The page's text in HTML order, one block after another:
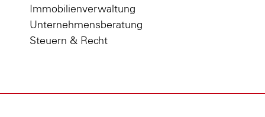
Immobilienverwaltung
Unternehmensberatung
Steuern & Recht